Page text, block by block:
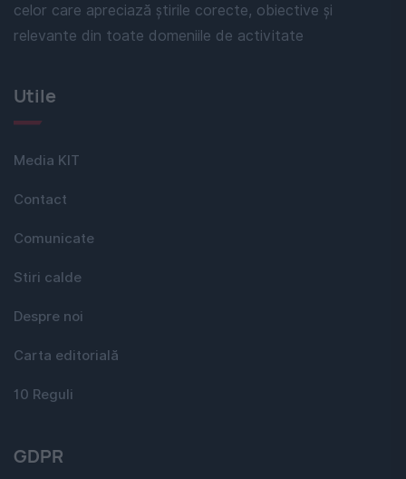
celor care apreciază știrile corecte, obiective și
relevante din toate domeniile de activitate
Utile
Media KIT
Contact
Comunicate
Stiri calde
Despre noi
Carta editorială
10 Reguli
GDPR